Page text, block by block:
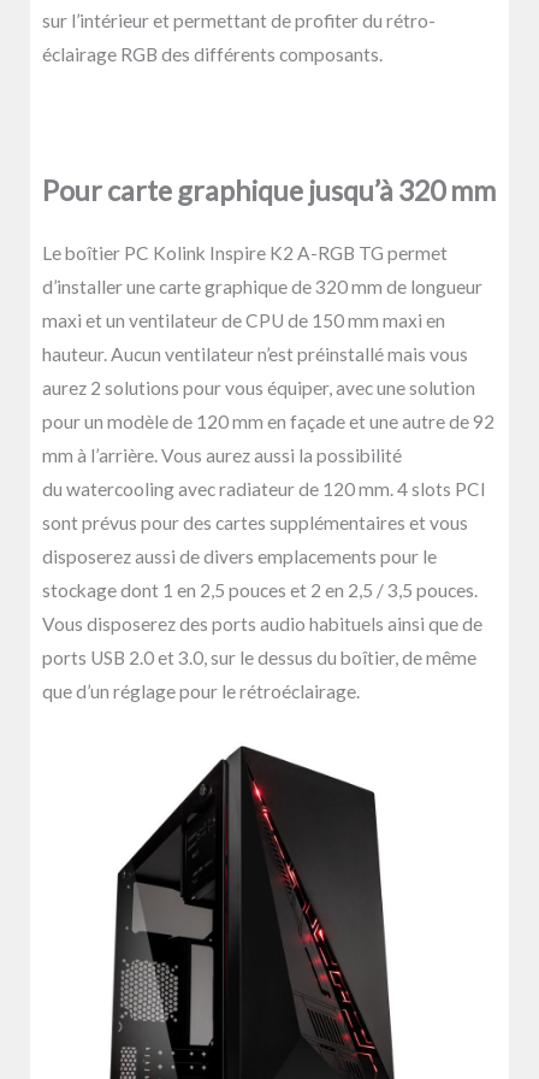
sur l’intérieur et permettant de profiter du rétro-
éclairage RGB des différents composants.
Pour carte graphique jusqu’à 320 mm
Le boîtier PC Kolink Inspire K2 A-RGB TG permet
d’installer une carte graphique de 320 mm de longueur
maxi et un ventilateur de CPU de 150 mm maxi en
hauteur. Aucun ventilateur n’est préinstallé mais vous
aurez 2 solutions pour vous équiper, avec une solution
pour un modèle de 120 mm en façade et une autre de 92
mm à l’arrière. Vous aurez aussi la possibilité
du watercoolingavec radiateur de 120 mm. 4 slots PCI
sont prévus pour des cartes supplémentaires et vous
disposerez aussi de divers emplacements pour le
stockage dont 1 en 2,5 pouces et 2 en 2,5 / 3,5 pouces.
Vous disposerez des ports audio habituels ainsi que de
ports USB 2.0 et 3.0, sur le dessus du boîtier, de même
que d’un réglage pour le rétroéclairage.